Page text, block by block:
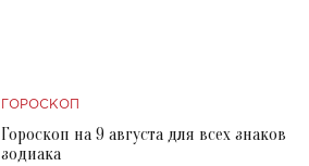
ГОРОСКОП
Гороскоп на 9 августа для всех знаков
зодиака